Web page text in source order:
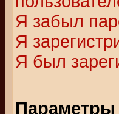
Я забыл
Я
Я был
Параметры